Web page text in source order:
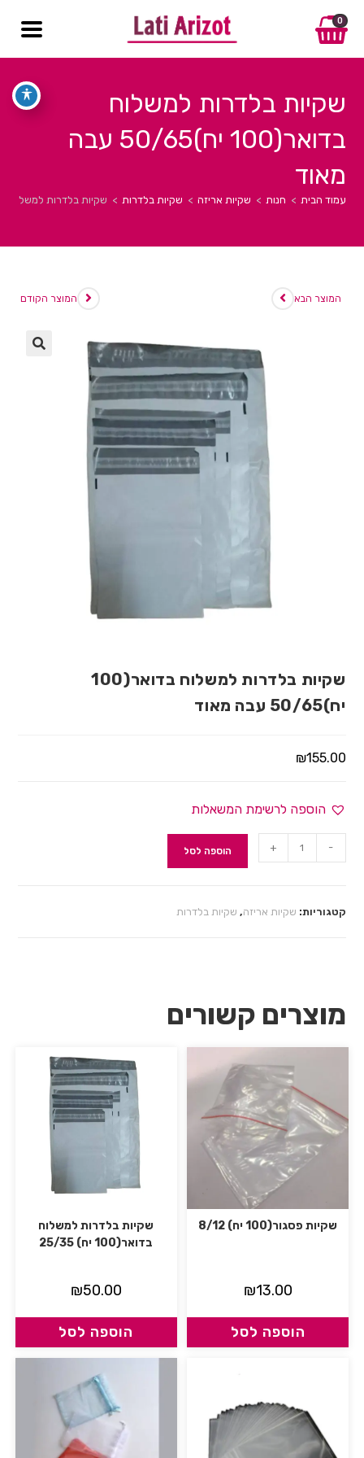
0
שקיות בלדרות למשלוח
בדואר(100 יח)50/65 עבה
מאוד
עמוד הבית > חנות > שקיות אריזה > שקיות בלדרות > שקיות בלדרות למשלוח בדואר(100 יח)50/
המוצר הקודם המוצר הבא
שקיות בלדרות למשלוח בדואר(100
יח)50/65 עבה מאוד
₪155.00
הוספה לרשימת המשאלות
-
+ הוספה לסל
קטגוריות: שקיות אריזה, שקיות בלדרות
מוצרים קשורים
שקיות פסגור(100 יח) 8/12
₪13.00
הוספה לסל
שקיות בלדרות למשלוח
בדואר(100 יח) 25/35
₪50.00
הוספה לסל